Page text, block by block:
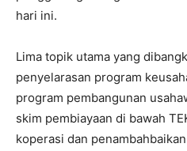
hari ini.
Lima topik utama yang
penyelarasan program
program pembangunan
skim pembiayaan di bawah
koperasi dan